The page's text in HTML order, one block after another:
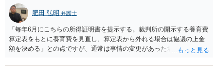
肥田 弘昭 弁護士
「毎年6月にこちらの所得証明書を提示する。裁判所の開示する養育費
算定表をもとに養育費を見直し、算定表から外れる場合は協議の上金
額を決める」との点ですが、通常は事情の変更があった場合に変更し
来なかった事情の変更により双方協議の上増減出来る」と「通知義務